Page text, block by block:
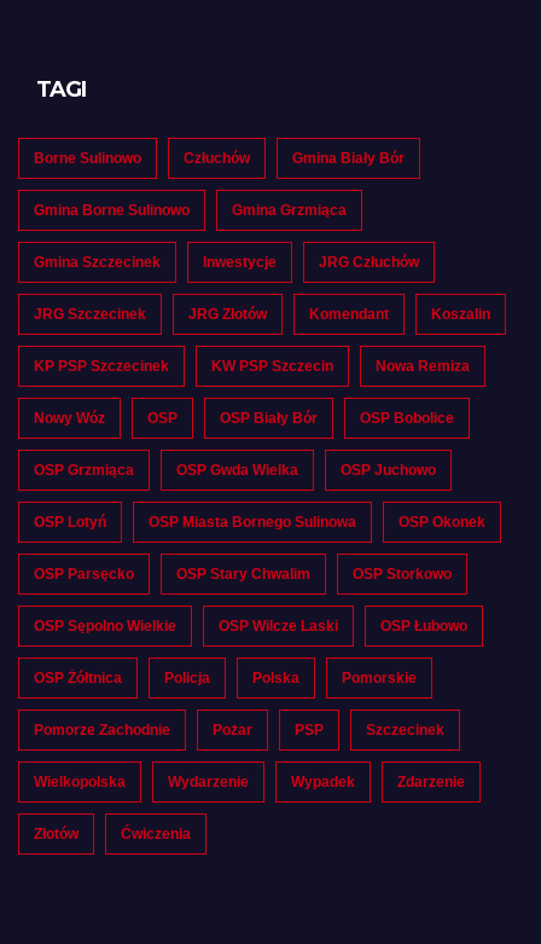
TAGI
Borne Sulinowo Człuchów Gmina Biały Bór
Gmina Borne Sulinowo Gmina Grzmiąca
Gmina Szczecinek Inwestycje JRG Człuchów
JRG Szczecinek JRG Złotów Komendant Koszalin
KP PSP Szczecinek KW PSP Szczecin Nowa Remiza
Nowy Wóz OSP OSP Biały Bór OSP Bobolice
OSP Grzmiąca OSP Gwda Wielka OSP Juchowo
OSP Lotyń OSP Miasta Bornego Sulinowa OSP Okonek
OSP Parsęcko OSP Stary Chwalim OSP Storkowo
OSP Sępolno Wielkie OSP Wilcze Laski OSP Łubowo
OSP Żółtnica Policja Polska Pomorskie
Pomorze Zachodnie Pożar PSP Szczecinek
Wielkopolska Wydarzenie Wypadek Zdarzenie
Złotów Ćwiczenia